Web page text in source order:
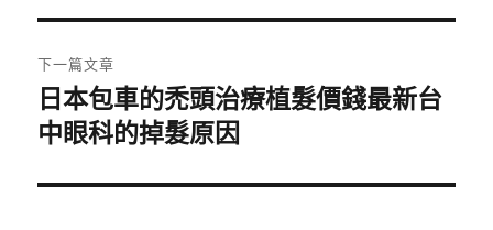
覽
文
章:
下一篇文章
下
一
文
日本包車的禿頭治療植髮價錢最新台
中眼科的掉髮原因